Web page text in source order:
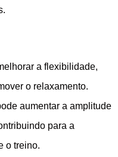
a flexibilidade,
o relaxamento.
aumentar a amplitude
para a
o treino.